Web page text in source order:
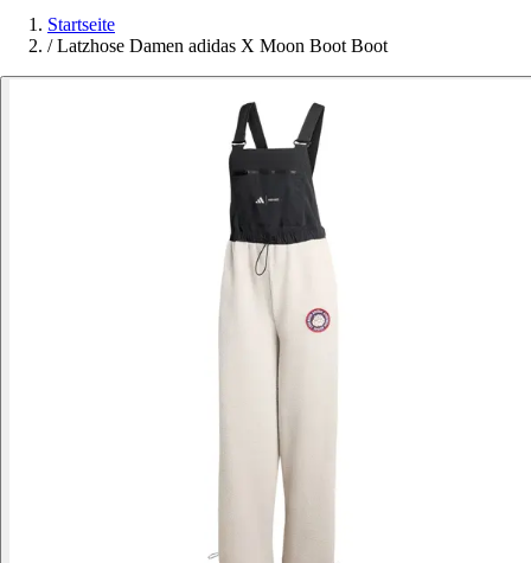
Startseite
/ Latzhose Damen adidas X Moon Boot Boot